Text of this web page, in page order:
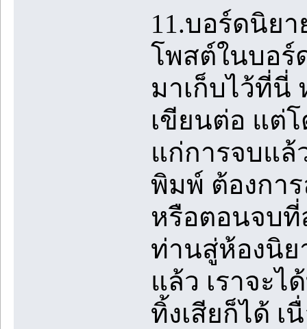
11.บอร์ดนิย
โพสต์ในบอร์
มาเก็บไว้ที่นี่
เขียนต่อ แต่
แก่การจบแล้
พิมพ์ ต้องกา
หรือตอนจบที่
ท่านสู่ห้องนิย
แล้ว เราจะ
ทิ้งเสียก็ได้ เ